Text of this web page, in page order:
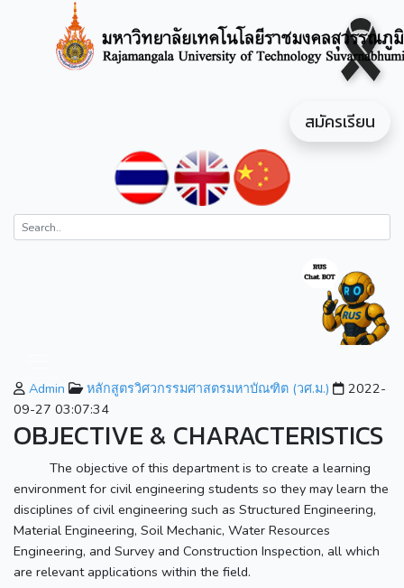
สมัครเรียน
Admin หลักสูตรวิศวกรรมศาสตรมหาบัณฑิต (วศ.ม.)
2022-
09-27 03:07:34
OBJECTIVE & CHARACTERISTICS
The objective of this department is to create a learning
environment for civil engineering students so they may learn the
disciplines of civil engineering such as Structured Engineering,
Material Engineering, Soil Mechanic, Water Resources
Engineering, and Survey and Construction Inspection, all which
are relevant applications within the field.